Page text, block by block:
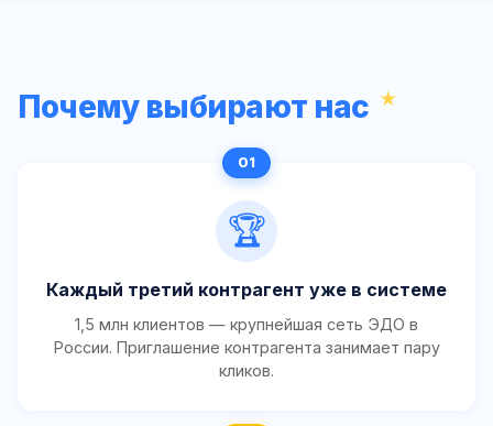
Почему выбирают нас
🏆
Каждый третий контрагент уже в системе
1,5 млн клиентов — крупнейшая сеть ЭДО в
России. Приглашение контрагента занимает пару
кликов.